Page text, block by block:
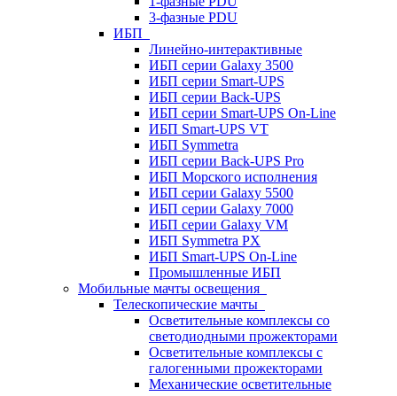
3-фазные PDU
ИБП
Линейно-интерактивные
ИБП серии Galaxy 3500
ИБП серии Smart-UPS
ИБП серии Back-UPS
ИБП серии Smart-UPS On-Line
ИБП Smart-UPS VT
ИБП Symmetra
ИБП серии Back-UPS Pro
ИБП Морского исполнения
ИБП серии Galaxy 5500
ИБП серии Galaxy 7000
ИБП серии Galaxy VM
ИБП Symmetra PX
ИБП Smart-UPS On-Line
Промышленные ИБП
Мобильные мачты освещения
Телескопические мачты
Осветительные комплексы со
светодиодными прожекторами
Осветительные комплексы с
галогенными прожекторами
Механические осветительные